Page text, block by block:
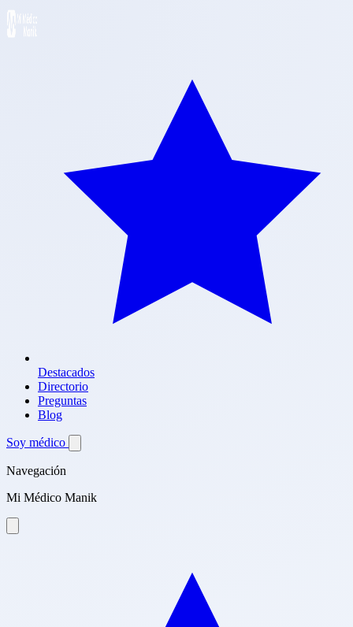
Destacados
Directorio
Preguntas
Blog
Soy médico
Navegación
Mi Médico Manik